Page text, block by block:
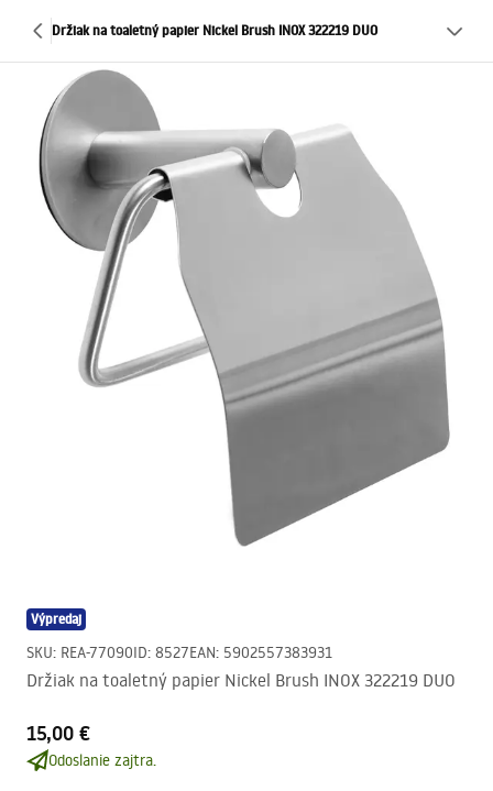
Držiak na toaletný papier Nickel Brush INOX 322219 DUO
Výpredaj
SKU: REA-77090ID: 8527EAN: 5902557383931
Držiak na toaletný papier Nickel Brush INOX 322219 DUO
15,00 €
Odoslanie zajtra.